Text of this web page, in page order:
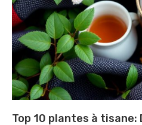
Top 10 plantes à